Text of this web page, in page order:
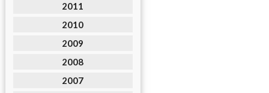
2011
2010
2009
2008
2007